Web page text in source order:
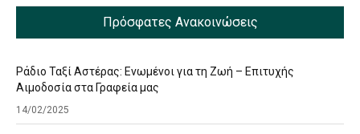
Πρόσφατες Ανακοινώσεις
Ράδιο Ταξί Αστέρας: Ενωμένοι για τη Ζωή – Επιτυχής
Αιμοδοσία στα Γραφεία μας
14/02/2025